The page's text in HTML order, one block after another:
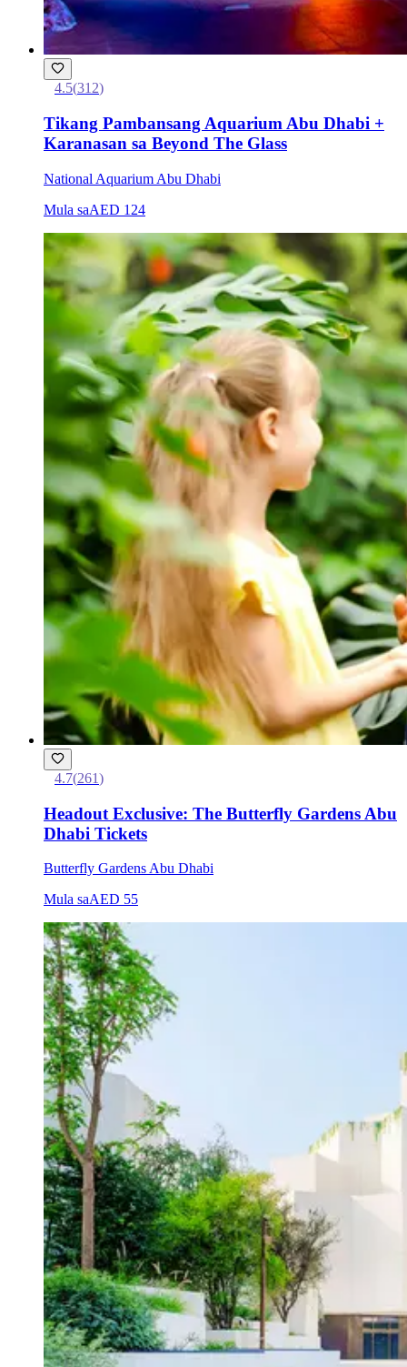
4.5(312)
Tikang Pambansang Aquarium Abu Dhabi +
Karanasan sa Beyond The Glass
National Aquarium Abu Dhabi
Mula saAED 124
4.7(261)
Headout Exclusive: The Butterfly Gardens Abu
Dhabi Tickets
Butterfly Gardens Abu Dhabi
Mula saAED 55